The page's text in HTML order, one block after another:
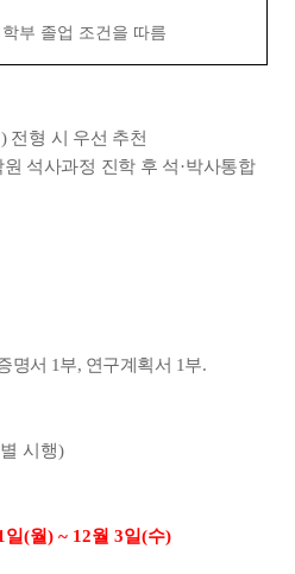
부 졸업 조건을 따름
) 전형 시 우선 추천
석사과정 진학 후 석·박사통합
명서 1부, 연구계획서 1부.
시행)
일(월) ~ 12월 3일(수)